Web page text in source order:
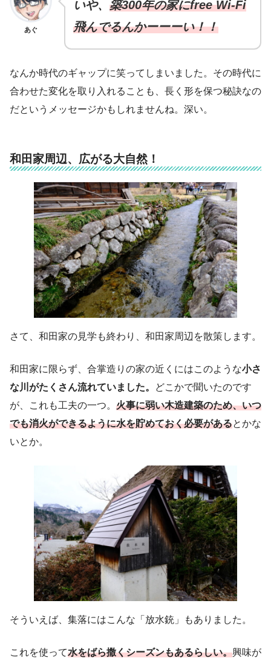
あぐ
いや、 築300年の家にfree Wi-Fi
飛んでるんかーーーい！！
なんか時代のギャップに笑ってしまいました。その時代に
合わせた変化を取り入れることも、長く形を保つ秘訣なの
だというメッセージかもしれませんね。深い。
和田家周辺、広がる大自然！
さて、和田家の見学も終わり、和田家周辺を散策します。
和田家に限らず、合掌造りの家の近くにはこのような小さ
な川がたくさん流れていました。
どこかで聞いたのです
が、これも工夫の一つ。 火事に弱い木造建築のため、いつ
でも消火ができるように水を貯めておく必要があるとかな
いとか。
そういえば、集落にはこんな「放水銃」もありました。
これを使って水をばら撒くシーズンもあるらしい。興味が